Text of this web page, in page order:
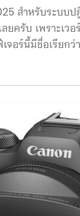
สำหรับระบบ
ครับ เพราะเว
อร์นี้มีชื่อเรียกว่